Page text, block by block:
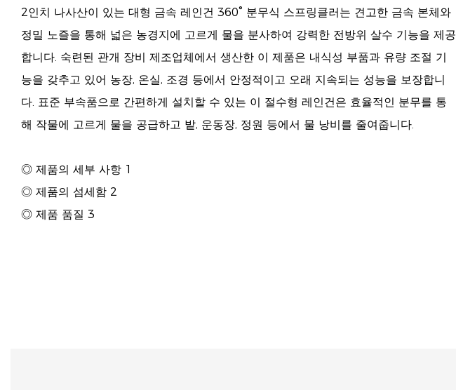
2인치 나사산이 있는 대형 금속 레인건 360° 분무식 스프링클러는 견고한 금속 본체와
정밀 노즐을 통해 넓은 농경지에 고르게 물을 분사하여 강력한 전방위 살수 기능을 제공
합니다. 숙련된 관개 장비 제조업체에서 생산한 이 제품은 내식성 부품과 유량 조절 기
능을 갖추고 있어 농장, 온실, 조경 등에서 안정적이고 오래 지속되는 성능을 보장합니
다. 표준 부속품으로 간편하게 설치할 수 있는 이 절수형 레인건은 효율적인 분무를 통
해 작물에 고르게 물을 공급하고 밭, 운동장, 정원 등에서 물 낭비를 줄여줍니다.
◎ 제품의 세부 사항 1
◎ 제품의 섬세함 2
◎ 제품 품질 3